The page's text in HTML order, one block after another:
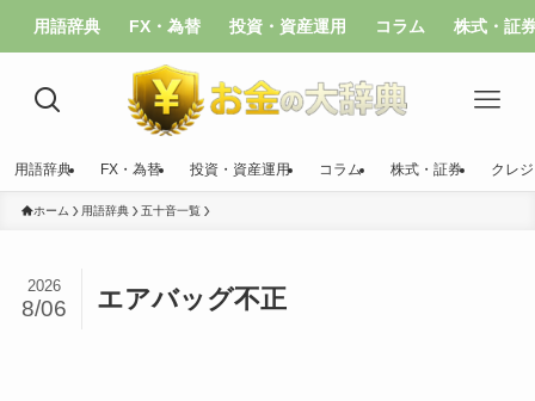
用語辞典 FX・為替 投資・資産運用 コラム 株式・証
用語辞典 FX・為替 投資・資産運用 コラム 株式・証券 クレ
ホーム 用語辞典 五十音一覧
エアバッグ不正
2026
8/06